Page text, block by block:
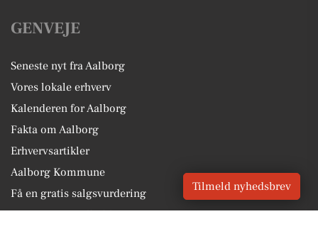
GENVEJE
Seneste nyt fra Aalborg
Vores lokale erhverv
Kalenderen for Aalborg
Fakta om Aalborg
Erhvervsartikler
Aalborg Kommune
Få en gratis salgsvurdering
Sponsoreret indhold
Tilmeld nyhedsbrev